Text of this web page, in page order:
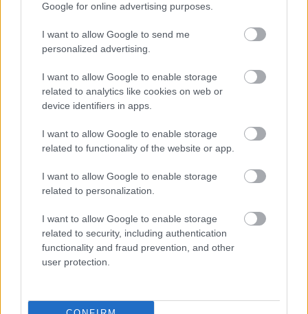
Google for online advertising purposes.
I want to allow Google to send me
personalized advertising.
I want to allow Google to enable storage
related to analytics like cookies on web or
device identifiers in apps.
I want to allow Google to enable storage
related to functionality of the website or app.
I want to allow Google to enable storage
related to personalization.
I want to allow Google to enable storage
related to security, including authentication
functionality and fraud prevention, and other
user protection.
ΥΠΕΣ: Προγραμματισμός προσλήψεων
2027 - Παρατείνεται το Β' Στάδιο
Φωτιά Πυρκαγιά Πυροσβεστική